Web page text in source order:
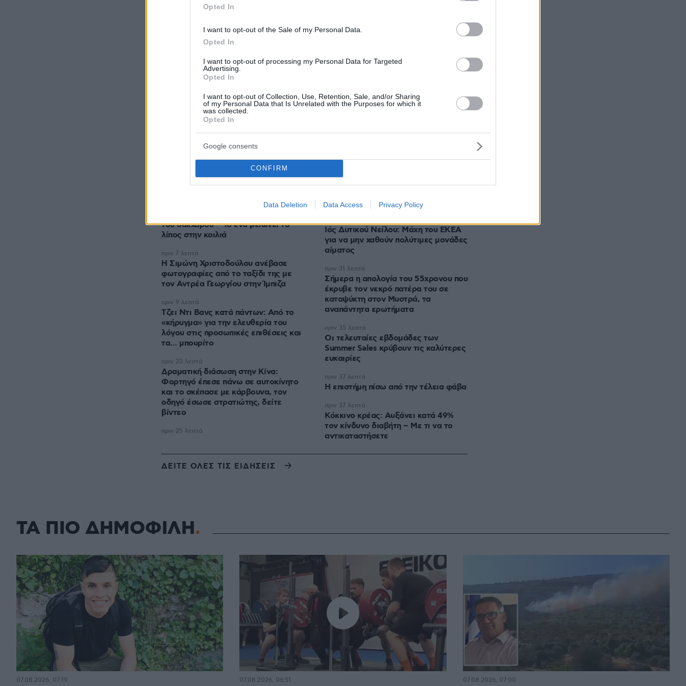
Opted In
I want to opt-out of the Sale of my Personal Data.
Opted In
I want to opt-out of processing my Personal Data for Targeted
Advertising.
Opted In
I want to opt-out of Collection, Use, Retention, Sale, and/or Sharing
of my Personal Data that Is Unrelated with the Purposes for which it
was collected.
Opted In
Google consents
CONFIRM
Data Deletion Data Access Privacy Policy
τις ειδήσεις
που συμβαίνουν, στοProtothema.gr
ΡΟΗ ΕΙΔΗΣΕΩΝ ΕιδήσειςΔημοφιλήΣχολιασμένα
του σακχάρου – Το ένα μειώνει το
λίπος στην κοιλιά
Η Σιμώνη Χριστοδούλου ανέβασε
φωτογραφίες από το ταξίδι της με
τον Αντρέα Γεωργίου στην Ίμπιζα
πριν 7 λεπτά
Τζει Ντι Βανς κατά πάντων: Από το
«κήρυγμα» για την ελευθερία του
λόγου στις προσωπικές επιθέσεις και
τα… μπουρίτο
πριν 9 λεπτά
Δραματική διάσωση στην Κίνα:
Φορτηγό έπεσε πάνω σε αυτοκίνητο
και το σκέπασε με κάρβουνα, τον
οδηγό έσωσε στρατιώτης, δείτε
βίντεο
πριν 23 λεπτά
τον κίνδυνο υπέρτασης
πριν 25 λεπτά
Ιός Δυτικού Νείλου: Μάχη του ΕΚΕΑ
για να μην χαθούν πολύτιμες μονάδες
αίματος
Σήμερα η απολογία του 55χρονου που
έκρυβε τον νεκρό πατέρα του σε
καταψύκτη στον Μυστρά, τα
αναπάντητα ερωτήματα
πριν 31 λεπτά
Οι τελευταίες εβδομάδες των
Summer Sales κρύβουν τις καλύτερες
ευκαιρίες
πριν 35 λεπτά
Η επιστήμη πίσω από την τέλεια φάβα
πριν 37 λεπτά
Κόκκινο κρέας: Αυξάνει κατά 49%
τον κίνδυνο διαβήτη – Με τι να το
αντικαταστήσετε
πριν 37 λεπτά
ΔΕΙΤΕ ΟΛΕΣ ΤΙΣ ΕΙΔΗΣΕΙΣ
ΤΑ ΠΙΟ ΔΗΜΟΦΙΛΗ
07.08.2026, 07:19 07.08.2026, 06:51 07.08.2026, 07:00